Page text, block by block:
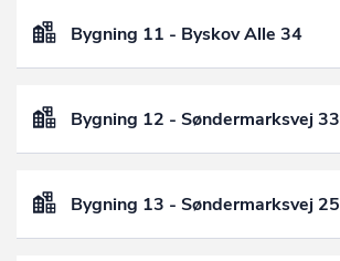
Bygning 11 - Byskov Alle 34
Bygning 12 - Søndermarksvej 33
Bygning 13 - Søndermarksvej 25